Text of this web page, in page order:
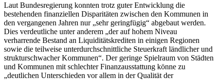
Laut Bundesregierung konnten trotz guter Entwicklung die
bestehenden finanziellen Disparitäten zwischen den Kommunen in
den vergangenen Jahren nur „sehr geringfügig“ abgebaut werden.
Dies verdeutliche unter anderem „der auf hohem Niveau
verharrende Bestand an Liquiditätskrediten in einigen Regionen
sowie die teilweise unterdurchschnittliche Steuerkraft ländlicher und
strukturschwacher Kommunen“. Der geringe Spielraum von Städten
und Kommunen mit schlechter Finanzausstattung könne zu
„deutlichen Unterschieden vor allem in der Qualität der